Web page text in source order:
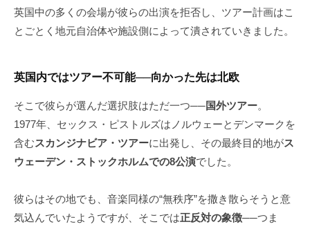
英国中の多くの会場が彼らの出演を拒否し、ツアー計画はこ
とごとく地元自治体や施設側によって潰されていきました。
英国内ではツアー不可能──向かった先は北欧
そこで彼らが選んだ選択肢はただ一つ──国外ツアー。
1977年、セックス・ピストルズはノルウェーとデンマークを
含むスカンジナビア・ツアーに出発し、その最終目的地がス
ウェーデン・ストックホルムでの8公演でした。
彼らはその地でも、音楽同様の“無秩序”を撒き散らそうと意
気込んでいたようですが、そこでは正反対の象徴──つま